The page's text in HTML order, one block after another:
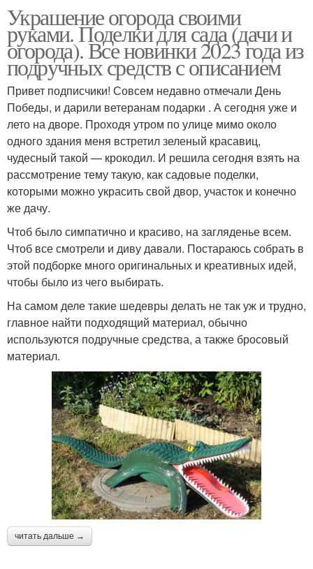
Украшение огорода своими
руками. Поделки для сада (дачи и
огорода). Все новинки 2023 года из
подручных средств с описанием
Привет подписчики! Совсем недавно отмечали День
Победы, и дарили ветеранам подарки . А сегодня уже и
лето на дворе. Проходя утром по улице мимо около
одного здания меня встретил зеленый красавиц,
чудесный такой — крокодил. И решила сегодня взять на
рассмотрение тему такую, как садовые поделки,
которыми можно украсить свой двор, участок и конечно
же дачу.
Чтоб было симпатично и красиво, на загляденье всем.
Чтоб все смотрели и диву давали. Постараюсь собрать в
этой подборке много оригинальных и креативных идей,
чтобы было из чего выбирать.
На самом деле такие шедевры делать не так уж и трудно,
главное найти подходящий материал, обычно
используются подручные средства, а также бросовый
материал.
читать дальше →